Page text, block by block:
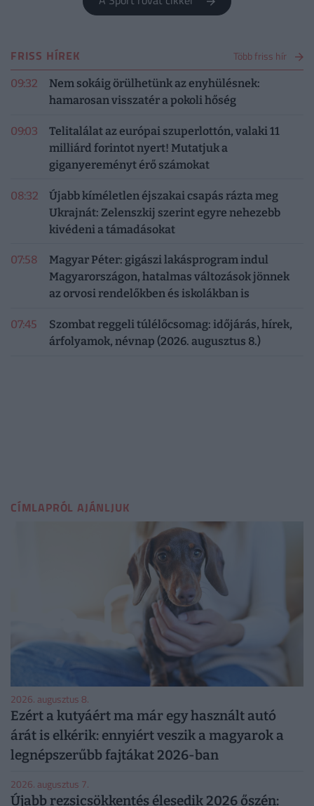
FRISS HÍREK Több friss hír
09:32
Nem sokáig örülhetünk az enyhülésnek:
hamarosan visszatér a pokoli hőség
09:03
Telitalálat az európai szuperlottón, valaki 11
milliárd forintot nyert! Mutatjuk a
giganyereményt érő számokat
08:32
Újabb kíméletlen éjszakai csapás rázta meg
Ukrajnát: Zelenszkij szerint egyre nehezebb
kivédeni a támadásokat
07:58
Magyar Péter: gigászi lakásprogram indul
Magyarországon, hatalmas változások jönnek
az orvosi rendelőkben és iskolákban is
07:45
Szombat reggeli túlélőcsomag: időjárás, hírek,
árfolyamok, névnap (2026. augusztus 8.)
CÍMLAPRÓL AJÁNLJUK
2026. augusztus 8.
Ezért a kutyáért ma már egy használt autó
árát is elkérik: ennyiért veszik a magyarok a
legnépszerűbb fajtákat 2026-ban
2026. augusztus 7.
Újabb rezsicsökkentés élesedik 2026 őszén: